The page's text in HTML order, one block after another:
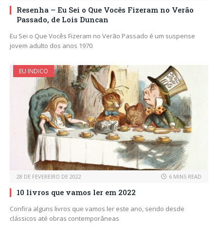
Resenha – Eu Sei o Que Vocês Fizeram no Verão
Passado, de Lois Duncan
Eu Sei o Que Vocês Fizeram no Verão Passado é um suspense
jovem adulto dos anos 1970
EU INDICO
28 DE FEVEREIRO DE 2022 6 MINS READ
10 livros que vamos ler em 2022
Confira alguns livros que vamos ler este ano, sendo desde
clássicos até obras contemporâneas